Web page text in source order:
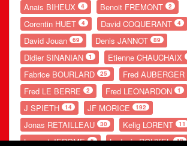
Anais BIHEUX 4 Benoit FREMONT 2
Corentin HUET 4 David COQUERANT 4
David Jouan 69 Denis JANNOT 89
Didier SINANIAN 1 Etienne CHAUCHAIX
Fabrice BOURLARD 25 Fred AUBERGER
Fred LE BERRE 2 Fred LEONARDON 1
J SPIETH 14 JF MORICE 192
Jonas RETAILLEAU 30 Kelig LORENT 11
Laurent JEROME 6 Ludovic ROUXEL 48